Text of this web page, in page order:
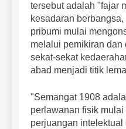
tersebut adalah "fajar
kesadaran
pribumi mulai
melalui pemikiran dan
sekat-sekat
abad menjadi titik
"Semangat 1908
perlawanan fisik
perjuangan